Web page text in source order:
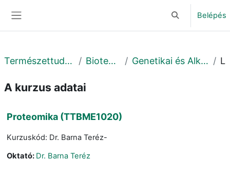
KeresésiBelépés
Természettudományi és Technológiai Kar Biotechnológiai Intézet Genetikai és Alkalmazott Mikrobiológiai Tanszék
A kurzus adatai
Proteomika (TTBME1020)
Kurzuskód: Dr. Barna Teréz-
Oktató: Dr. Barna Teréz